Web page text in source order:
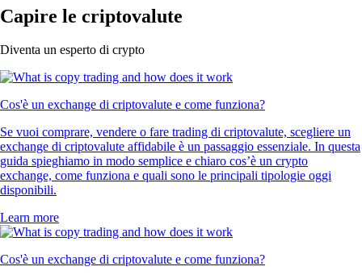
Capire le criptovalute
Diventa un esperto di crypto
Cos'è un exchange di criptovalute e come funziona?
Se vuoi comprare, vendere o fare trading di criptovalute, scegliere un
exchange di criptovalute affidabile è un passaggio essenziale. In questa
guida spieghiamo in modo semplice e chiaro cos’è un crypto
exchange, come funziona e quali sono le principali tipologie oggi
disponibili.
Learn more
Cos'è un exchange di criptovalute e come funziona?